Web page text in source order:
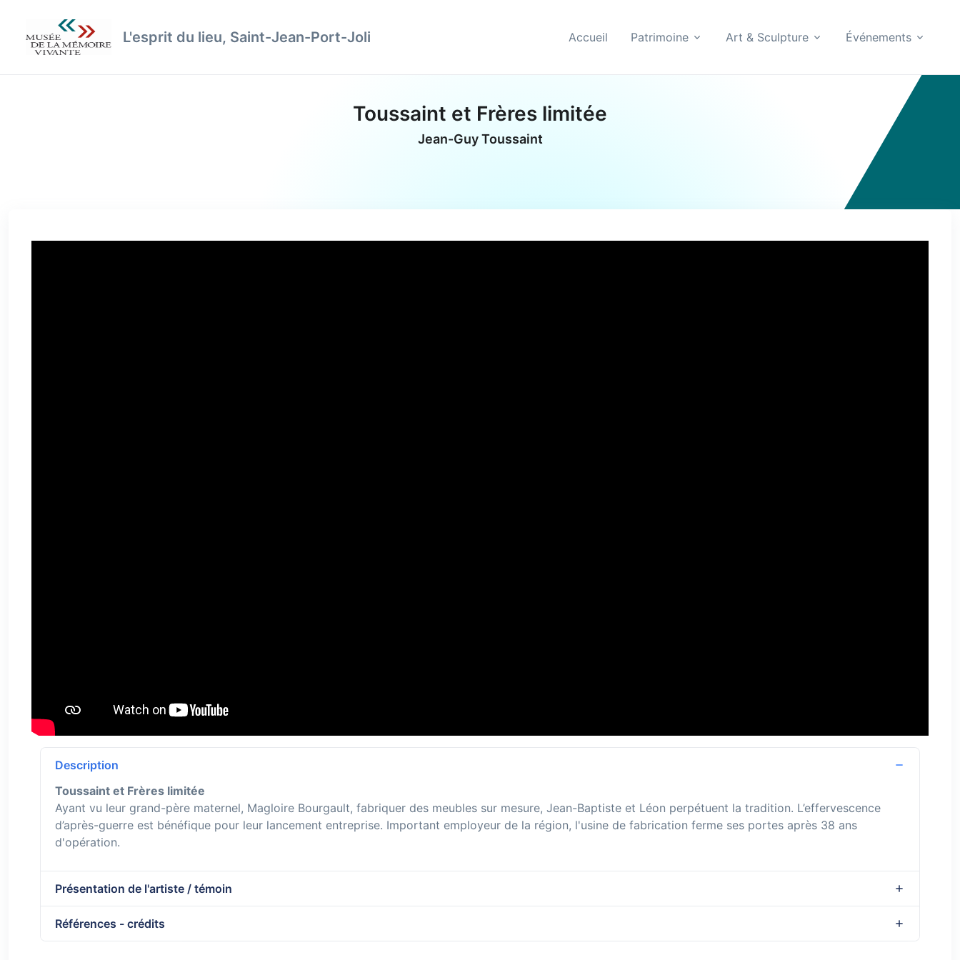
L'esprit du lieu, Saint-Jean-Port-Joli Accueil Patrimoine Art & Sculpture Événements
Toussaint et Frères limitée
Jean-Guy Toussaint
Description
Toussaint et Frères limitée
Ayant vu leur grand-père maternel, Magloire Bourgault, fabriquer des meubles sur mesure, Jean-Baptiste et Léon perpétuent la tradition. L’effervescence
d’après-guerre est bénéfique pour leur lancement entreprise. Important employeur de la région, l'usine de fabrication ferme ses portes après 38 ans
d'opération.
Présentation de l'artiste / témoin
Références - crédits